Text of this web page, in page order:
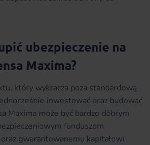
ubezpieczenie na
Maxima?
który wykracza poza standardową
inwestować oraz budować
Maxima może być bardzo dobrym
funduszom
gwarantowanemu kapitałowi